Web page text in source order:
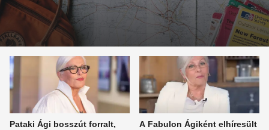
Pataki Ági bosszút forralt,
A Fabulon Ágiként elhíresült